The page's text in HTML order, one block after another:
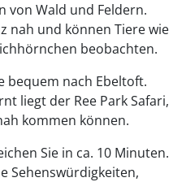
von Wald und Feldern.
nah und können Tiere wie
beobachten.
bequem nach Ebeltoft.
liegt der Ree Park Safari,
kommen können.
Sie in ca. 10 Minuten.
Sehenswürdigkeiten,